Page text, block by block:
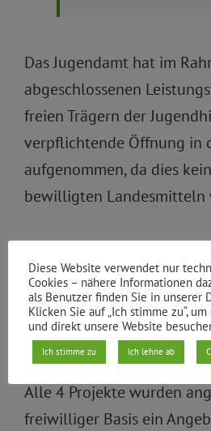
Das Jugendamt hat im
abgeschlossenen
freien Trägern der
verpflichtende Öffnung in
aufgenommen, da dies
bewilligten Landesmitteln
3. Wenn ja, welche
sollen länger
mit welchem
Alle 4 Projekte wurden
freiwilliger Basis ein
Diese Website verwendet nur
Cookies – nähere Informationen
als Benutzer finden Sie in unserer
Klicken Sie auf „Ich stimme zu“,
und direkt unsere Website
Ich stimme zu Ich lehne ab